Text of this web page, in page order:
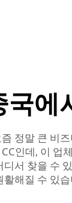
국에
정말 큰 비
인데, 이
서 찾을 수
해질 수 있